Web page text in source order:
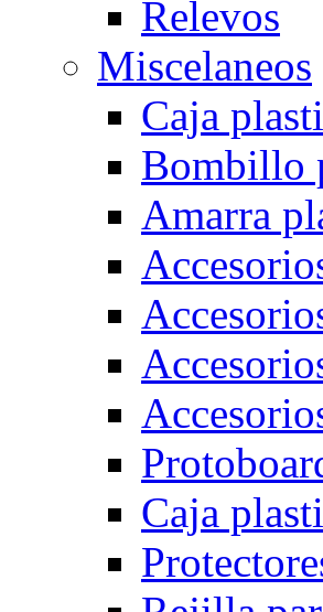
Relevos
Miscelaneos
Caja
Bombillo
Amarra
Caja